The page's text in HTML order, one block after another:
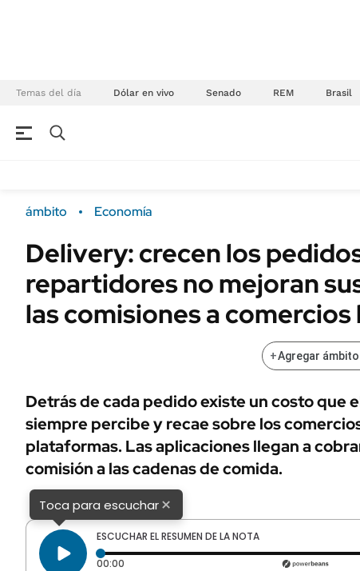
Temas del día Dólar en vivo Senado REM Brasil
Campo
FINANZAS
Dólar
Sustentabilidad
Seguros
ENERGY REPORT
POLÍTICA
URUGUAY
ámbito Economía
Delivery: crecen los
repartidores no mejoran
las comisiones a comercios
+Agregar ámbito
Detrás de cada pedido existe un costo que
siempre percibe y recae sobre los
plataformas. Las aplicaciones llegan a
comisión a las cadenas de comida.
Toca para escuchar×
ESCUCHAR EL RESUMEN DE LA NOTA
00:00 Tiempo transcurrido: 0 segundos